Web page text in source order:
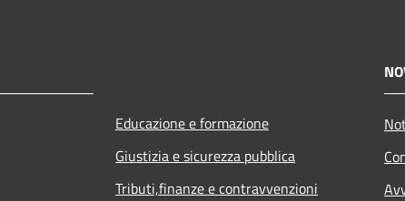
Educazione e formazione
Giustizia e sicurezza pubblica
Tributi,finanze e contravvenzioni